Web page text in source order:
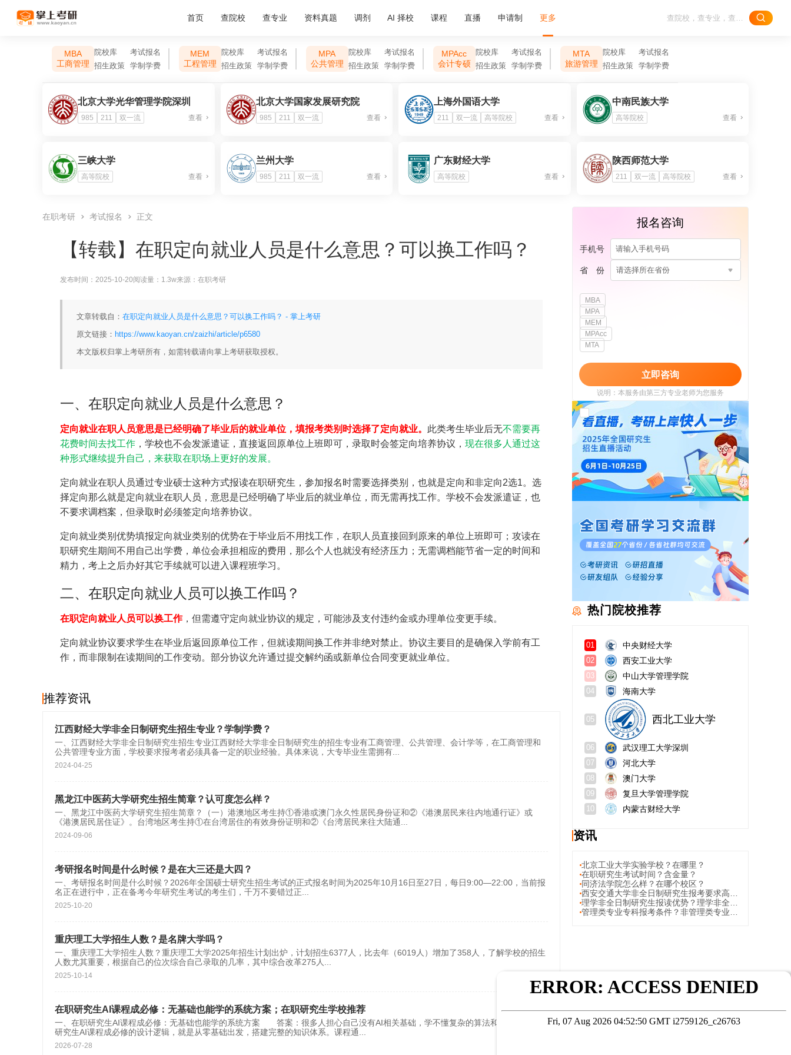
首页 查院校 查专业 资料真题 调剂 AI 择校 课程 直播 申请制 更多
MBA
工商管理
院校库
考试报名
招生政策
学制学费
MEM
工程管理
院校库
考试报名
招生政策
学制学费
MPA
公共管理
院校库
考试报名
招生政策
学制学费
MPAcc
会计专硕
院校库
考试报名
招生政策
学制学费
MTA
旅游管理
院校库
考试报名
招生政策
学制学费
北京大学光华管理学院深圳
985 211 双一流 查看
北京大学国家发展研究院
985 211 双一流 查看
上海外国语大学
211 双一流 高等院校 查看
中南民族大学
高等院校 查看
三峡大学
高等院校 查看
兰州大学
985 211 双一流 查看
广东财经大学
高等院校 查看
陕西师范大学
211 双一流 高等院校 查看
在职考研 考试报名 正文
【转载】 在职定向就业人员是什么意思？可以换工作吗？
发布时间： 2025-10-20阅读量： 1.3w来源： 在职考研
文章转载自： 在职定向就业人员是什么意思？可以换工作吗？ - 掌上考研
原文链接： https://www.kaoyan.cn/zaizhi/article/p6580
本文版权归掌上考研所有，如需转载请向掌上考研获取授权。
一、在职定向就业人员是什么意思？
定向就业在职人员意思是已经明确了毕业后的就业单位，填报考类别时选择了定向就业。 此类考生毕业后无不需要再
花费时间去找工作 ，学校也不会发派遣证，直接返回原单位上班即可，录取时会签定向培养协议， 现在很多人通过这
种形式继续提升自己，来获取在职场上更好的发展。
定向就业在职人员通过专业硕士这种方式报读在职研究生，参加报名时需要选择类别，也就是定向和非定向2选1。选
择定向那么就是定向就业在职人员，意思是已经明确了毕业后的就业单位，而无需再找工作。学校不会发派遣证，也
不要求调档案，但录取时必须签定向培养协议。
定向就业类别优势填报定向就业类别的优势在于毕业后不用找工作，在职人员直接回到原来的单位上班即可；攻读在
职研究生期间不用自己出学费，单位会承担相应的费用，那么个人也就没有经济压力；无需调档能节省一定的时间和
精力，考上之后办好其它手续就可以进入课程班学习。
二、在职定向就业人员可以换工作吗？
在职定向就业人员可以换工作，但需遵守定向就业协议的规定，可能涉及支付违约金或办理单位变更手续。‌
定向就业协议要求学生在毕业后返回原单位工作，但就读期间换工作并非绝对禁止。协议主要目的是确保入学前有工
作，而非限制在读期间的工作变动。部分协议允许通过提交解约函或新单位合同变更就业单位。‌‌
推荐资讯
江西财经大学非全日制研究生招生专业？学制学费？
一、江西财经大学非全日制研究生招生专业江西财经大学非全日制研究生的招生专业有工商管理、公共管理、会计学等，在工商管理和
公共管理专业方面，学校要求报考者必须具备一定的职业经验。具体来说，大专毕业生需拥有
2024-04-25
黑龙江中医药大学研究生招生简章？认可度怎么样？
一、黑龙江中医药大学研究生招生简章？（一）港澳地区考生持①香港或澳门永久性居民身份证和②《港澳居民来往内地通行证》或
《港澳居民居住证》。台湾地区考生持①在台湾居住的有效身份证明和②《台湾居民来往大陆通
2024-09-06
考研报名时间是什么时候？是在大三还是大四？
一、考研报名时间是什么时候？2026年全国硕士研究生招生考试的正式报名时间为2025年10月16日至27日，每日9:00—22:00，当前报
名正在进行中，正在备考今年研究生考试的考生们，千万不要错过正
2025-10-20
重庆理工大学招生人数？是名牌大学吗？
一、重庆理工大学招生人数？重庆理工大学2025年招生计划出炉，计划招生6377人，比去年（6019人）增加了358人，了解学校的招生
人数尤其重要，根据自己的位次综合自己录取的几率，其中综合改革275人
2025-10-14
在职研究生AI课程成必修：无基础也能学的系统方案；在职研究生学校推荐
一、在职研究生AI课程成必修：无基础也能学的系统方案 答案：很多人担心自己没有AI相关基础，学不懂复杂的算法和模型。但在职
研究生AI课程成必修的设计逻辑，就是从零基础出发，搭建完整的知识体系。课程通
2026-07-28
报名咨询
手机号
省 份 请选择所在省份
MBA
MPA
MEM
MPAcc
MTA
立即咨询
说明：本服务由第三方专业老师为您服务
我已阅读并同意 《用户政策》
《用户服务
使用协议》
热门院校推荐
01 中央财经大学
02 西安工业大学
03 中山大学管理学院
04 海南大学
05 西北工业大学
06 武汉理工大学深圳
07 河北大学
08 澳门大学
09 复旦大学管理学院
10 内蒙古财经大学
资讯
北京工业大学实验学校？在哪里？
在职研究生考试时间？含金量？
同济法学院怎么样？在哪个校区？